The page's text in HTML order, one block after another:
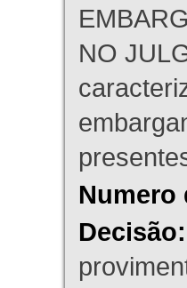
NO
Numero
Decisão: